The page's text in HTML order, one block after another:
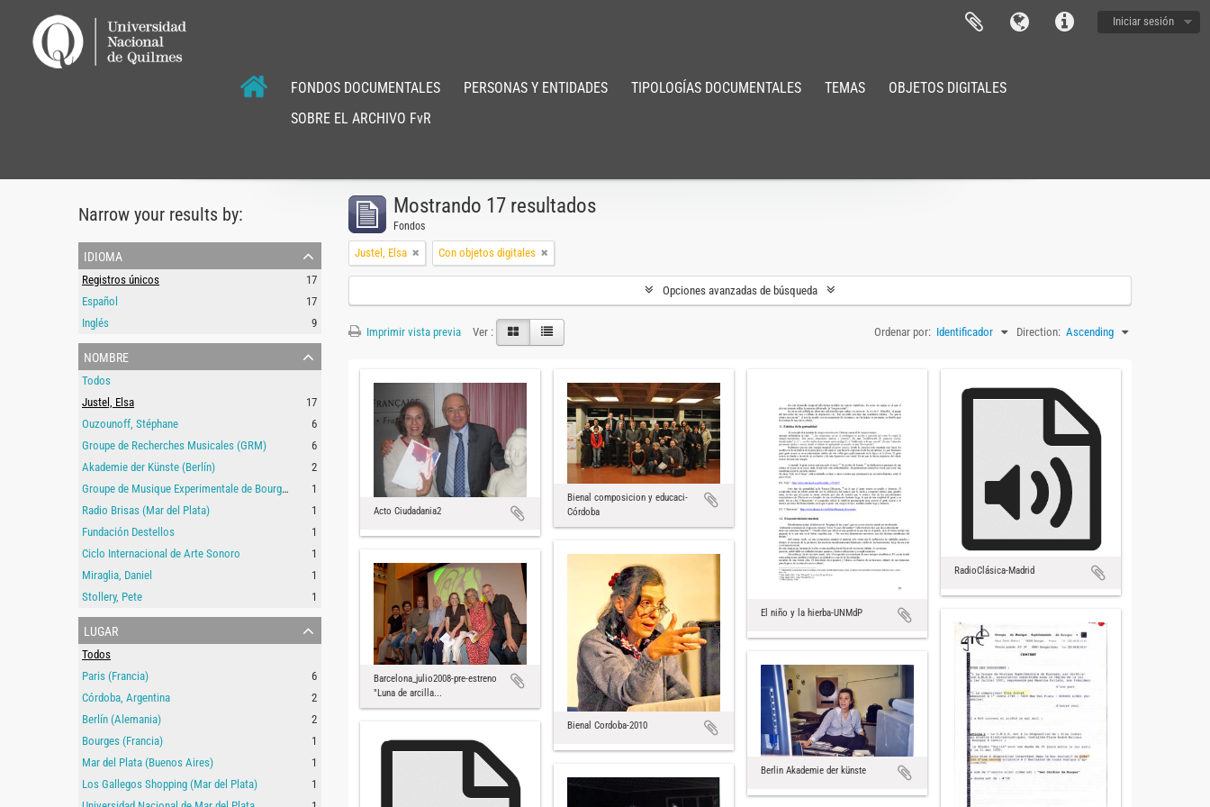
Iniciar sesión
FONDOS DOCUMENTALES PERSONAS Y ENTIDADES TIPOLOGÍAS DOCUMENTALES TEMAS
OBJETOS DIGITALES
SOBRE EL ARCHIVO FvR
Narrow your results by:
idioma
Registros únicos
17
Español
17
Inglés
9
nombre
Todos
Justel, Elsa
17
Ouzounoff, Stéphane
6
Groupe de Recherches Musicales (GRM)
6
Akademie der Künste (Berlín)
2
Groupe de Musique Experimentale de Bourges (Francia)
1
Radio Brisas (Mar del Plata)
1
Fundación Destellos
1
Ciclo Internacional de Arte Sonoro
1
Miraglia, Daniel
1
Stollery, Pete
1
lugar
Todos
Paris (Francia)
6
Córdoba, Argentina
2
Berlín (Alemania)
2
Bourges (Francia)
1
Mar del Plata (Buenos Aires)
1
Los Gallegos Shopping (Mar del Plata)
1
Mostrando 17 resultados
Fondos
Justel, Elsa Con objetos digitales
Opciones avanzadas de búsqueda
Imprimir vista previa Ver : Ordenar por: Identificador Direction: Ascending
Acto Ciudadania2
Bienal composicion y educaci-
Córdoba
El niño y la hierba-UNMdP
RadioClásica-Madrid
Bienal Cordoba-2010
Barcelona_julio2008-pre-estreno
"Luna de arcilla...
Berlin Akademie der künste